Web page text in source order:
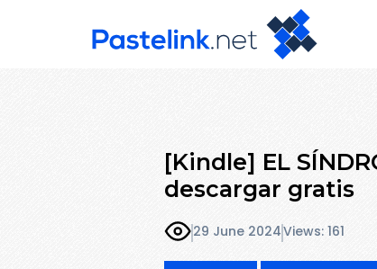
[Kindle] EL
descargar gratis
29 June 2024Views: 161